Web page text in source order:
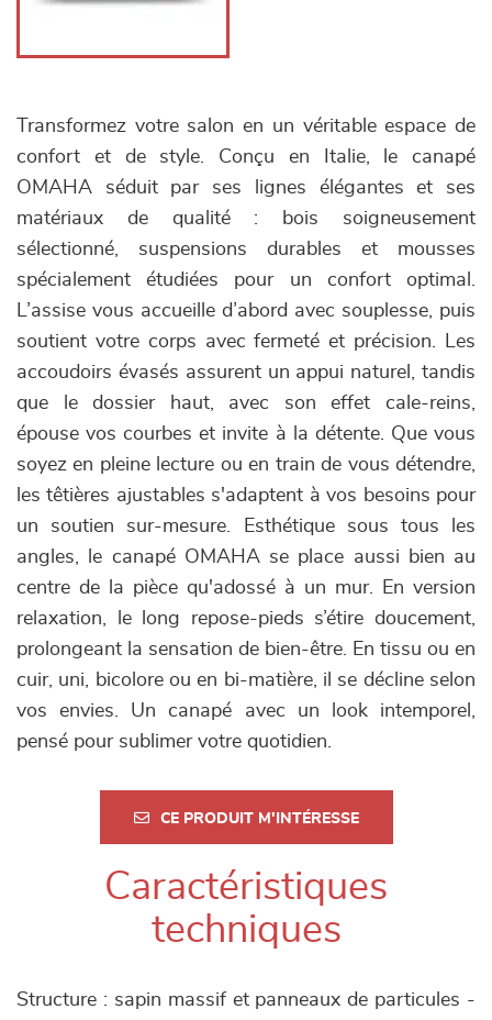
Transformez votre salon en un véritable espace de
confort et de style. Conçu en Italie, le canapé
OMAHA séduit par ses lignes élégantes et ses
matériaux de qualité : bois soigneusement
sélectionné, suspensions durables et mousses
spécialement étudiées pour un confort optimal.
L’assise vous accueille d’abord avec souplesse, puis
soutient votre corps avec fermeté et précision. Les
accoudoirs évasés assurent un appui naturel, tandis
que le dossier haut, avec son effet cale-reins,
épouse vos courbes et invite à la détente. Que vous
soyez en pleine lecture ou en train de vous détendre,
les têtières ajustables s'adaptent à vos besoins pour
un soutien sur-mesure. Esthétique sous tous les
angles, le canapé OMAHA se place aussi bien au
centre de la pièce qu'adossé à un mur. En version
relaxation, le long repose-pieds s’étire doucement,
prolongeant la sensation de bien-être. En tissu ou en
cuir, uni, bicolore ou en bi-matière, il se décline selon
vos envies. Un canapé avec un look intemporel,
pensé pour sublimer votre quotidien.
CE PRODUIT M'INTÉRESSE
Caractéristiques
techniques
Structure : sapin massif et panneaux de particules -